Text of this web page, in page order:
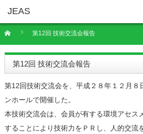
第12回 技術交流会報告
第12回 技術交流会報告
第12回技術交流会を、平成２８年１２月８
ンホールで開催した。
本技術交流会は、会員が有する環境アセス
することにより技術力をＰＲし、人的交流